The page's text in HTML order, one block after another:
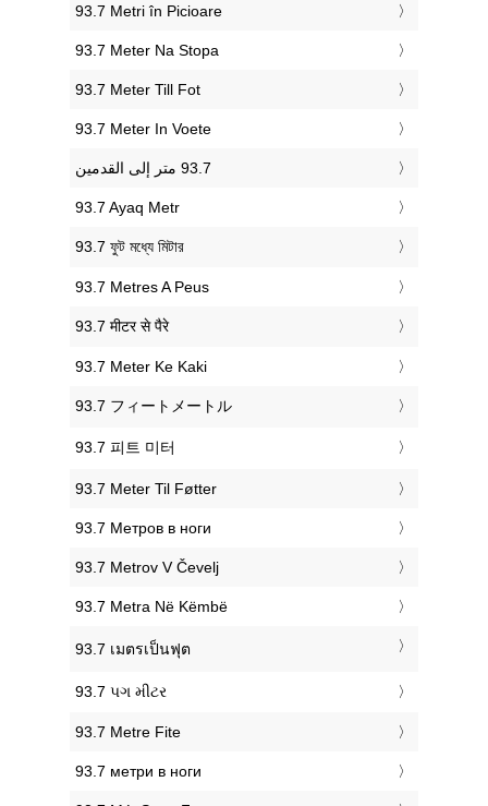
‎93.7 Metri în Picioare
‎93.7 Meter Na Stopa
‎93.7 Meter Till Fot
‎93.7 Meter In Voete
‎93.7 Ayaq Metr
‎93.7 ফুট মধ্যে মিটার
‎93.7 Metres A Peus
‎93.7 मीटर से पैरे
‎93.7 Meter Ke Kaki
‎93.7 フィートメートル
‎93.7 피트 미터
‎93.7 Meter Til Føtter
‎93.7 Метров в ноги
‎93.7 Metrov V Čevelj
‎93.7 Metra Në Këmbë
‎93.7 เมตรเป็นฟุต
‎93.7 પગ મીટર
‎93.7 Metre Fite
‎93.7 метри в ноги